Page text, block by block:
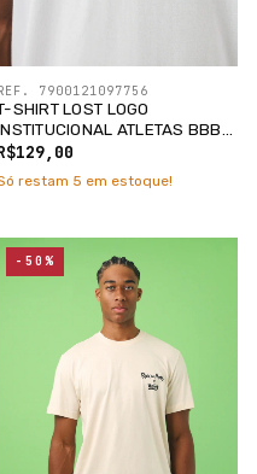
SHIRT LOST LOGO
ATLETAS BBB
PRETO
7900121097756
restam 5 em estoque!
-50%